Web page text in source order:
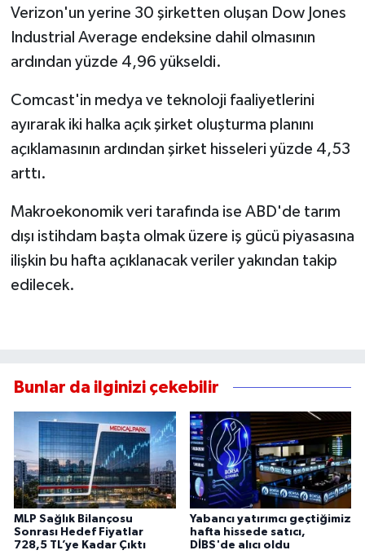
Verizon'un yerine 30 şirketten oluşan Dow Jones
Industrial Average endeksine dahil olmasının
ardından yüzde 4,96 yükseldi.
Comcast'in medya ve teknoloji faaliyetlerini
ayırarak iki halka açık şirket oluşturma planını
açıklamasının ardından şirket hisseleri yüzde 4,53
arttı.
Makroekonomik veri tarafında ise ABD'de tarım
dışı istihdam başta olmak üzere iş gücü piyasasına
ilişkin bu hafta açıklanacak veriler yakından takip
edilecek.
Bunlar da ilginizi çekebilir
MLP Sağlık Bilançosu
Sonrası Hedef Fiyatlar
728,5 TL’ye Kadar Çıktı
Yabancı yatırımcı geçtiğimiz
hafta hissede satıcı,
DİBS'de alıcı oldu